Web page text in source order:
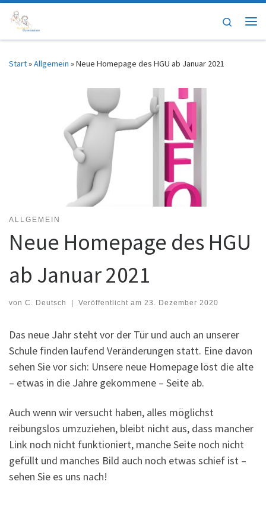
Zum Inhalt springen
Search
Start»Allgemein »Neue Homepage des HGU ab Januar 2021
ALLGEMEIN
Neue Homepage des HGU
ab Januar 2021
von C. Deutsch Veröffentlicht am 23. Dezember 2020
Das neue Jahr steht vor der Tür und auch an unserer
Schule finden laufend Veränderungen statt. Eine davon
sehen Sie vor sich: Unsere neue Homepage löst die alte
– etwas in die Jahre gekommene – Seite ab.
Auch wenn wir versucht haben, alles möglichst
reibungslos umzuziehen, bleibt nicht aus, dass mancher
Link noch nicht funktioniert, manche Seite noch nicht
gefüllt und manches Bild auch noch etwas schief ist –
sehen Sie es uns nach!